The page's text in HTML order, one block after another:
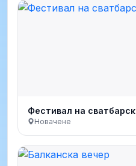
Фестивал на
Новачене